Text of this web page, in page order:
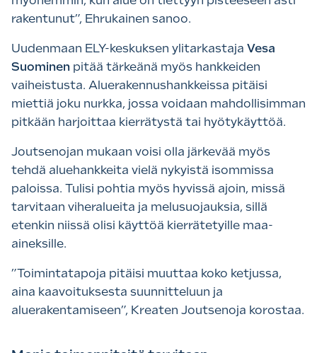
rakentunut”, Ehrukainen sanoo.
Uudenmaan ELY-keskuksen ylitarkastaja Vesa
Suominen pitää tärkeänä myös hankkeiden
vaiheistusta. Aluerakennushankkeissa pitäisi
miettiä joku nurkka, jossa voidaan mahdollisimman
pitkään harjoittaa kierrätystä tai hyötykäyttöä.
Joutsenojan mukaan voisi olla järkevää myös
tehdä aluehankkeita vielä nykyistä isommissa
paloissa. Tulisi pohtia myös hyvissä ajoin, missä
tarvitaan viheralueita ja melusuojauksia, sillä
etenkin niissä olisi käyttöä kierrätetyille maa-
aineksille.
”Toimintatapoja pitäisi muuttaa koko ketjussa,
aina kaavoituksesta suunnitteluun ja
aluerakentamiseen”, Kreaten Joutsenoja korostaa.